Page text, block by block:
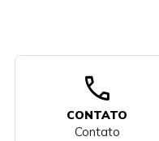
call
CONTATO
Contato